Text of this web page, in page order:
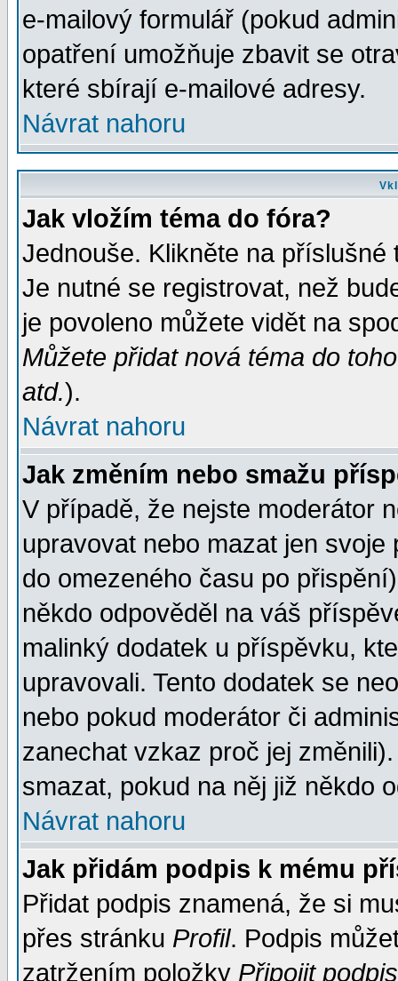
e-mailový formulář (pokud
opatření umožňuje zbavit se
které sbírají e-mailové adresy.
Návrat nahoru
Jak vložím téma do fóra?
Jednouše. Klikněte na
Je nutné se registrovat, než
je povoleno můžete vidět na
Můžete přidat nová téma do
atd.).
Návrat nahoru
Jak změním nebo smažu
V případě, že nejste moderátor
upravovat nebo mazat jen
do omezeného času po
někdo odpověděl na váš
malinký dodatek u příspěvku,
upravovali. Tento dodatek se
nebo pokud moderátor či
zanechat vzkaz proč jej
smazat, pokud na něj již někdo
Návrat nahoru
Jak přidám podpis k mému
Přidat podpis znamená, že si
přes stránku Profil. Podpis
zatržením položky Připojit podpis